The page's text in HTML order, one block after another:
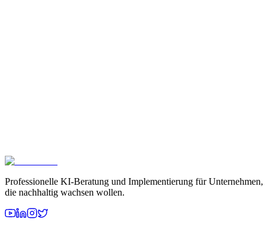
Professionelle KI‑Beratung und Implementierung für Unternehmen,
die nachhaltig wachsen wollen.